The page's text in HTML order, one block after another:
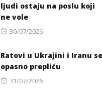
ljudi ostaju na poslu koji
ne vole
Posted
30/07/2026
Ratovi u Ukrajini i Iranu se
opasno prepliću
Posted
31/07/2026